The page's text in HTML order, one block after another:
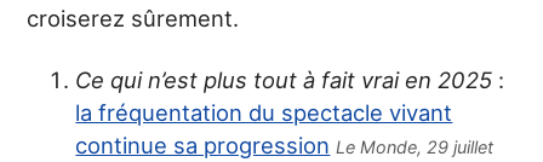
croiserez sûrement.
Ce qui n’est plus tout à fait vrai en 2025 :
la fréquentation du spectacle vivant
continue sa progression Le Monde, 29 juillet